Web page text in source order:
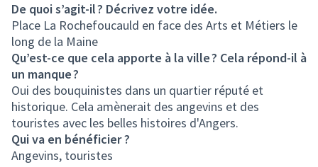
De quoi s’agit-il ? Décrivez votre idée.
Place La Rochefoucauld en face des Arts et Métiers le
long de la Maine
Qu’est-ce que cela apporte à la ville ? Cela répond-il à
un manque ?
Oui des bouquinistes dans un quartier réputé et
historique. Cela amènerait des angevins et des
touristes avec les belles histoires d'Angers.
Qui va en bénéficier ?
Angevins, touristes